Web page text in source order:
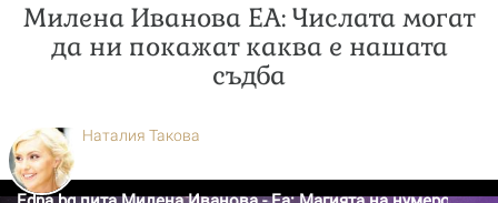
Милена Иванова ЕА: Числата могат
да ни покажат каква е нашата
съдба
Наталия Такова